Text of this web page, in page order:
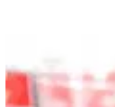
Jueves
Mediodía: Espaguetis con